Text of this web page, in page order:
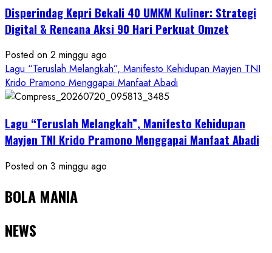
Disperindag Kepri Bekali 40 UMKM Kuliner: Strategi
Digital & Rencana Aksi 90 Hari Perkuat Omzet
Posted on 2 minggu ago
Lagu “Teruslah Melangkah”, Manifesto Kehidupan Mayjen TNI
Krido Pramono Menggapai Manfaat Abadi
Lagu “Teruslah Melangkah”, Manifesto Kehidupan
Mayjen TNI Krido Pramono Menggapai Manfaat Abadi
Posted on 3 minggu ago
BOLA MANIA
NEWS